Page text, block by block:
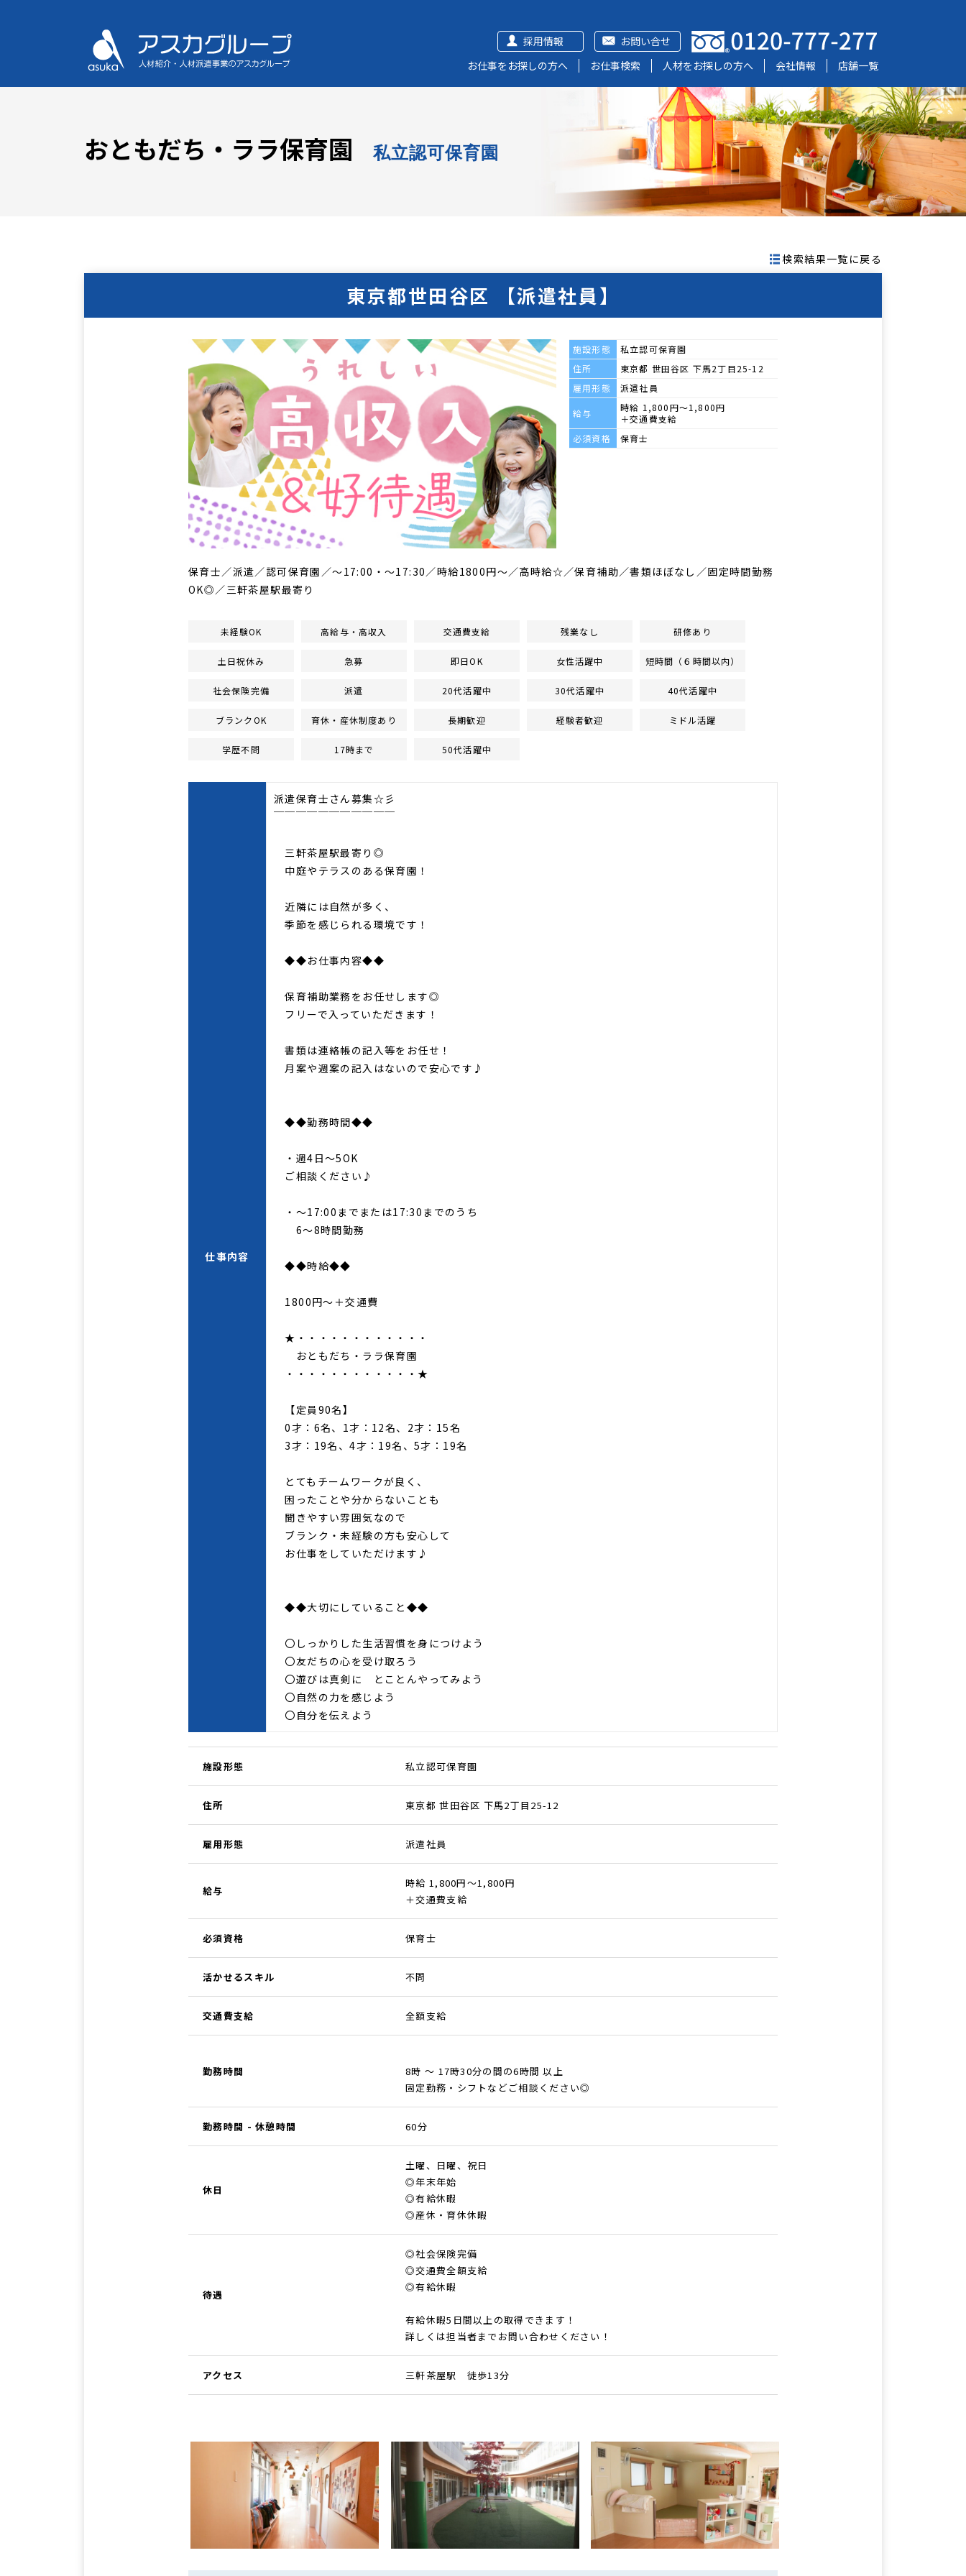
お問い合せ
採用情報
お仕事をお探しの方へ
お仕事検索 人材をお探しの方へ 会社情報 店舗一覧
おともだち・ララ保育園 私立認可保育園
検索結果一覧に戻る
東京都世田谷区 【派遣社員】
施設形態
私立認可保育園
住所
東京都 世田谷区 下馬2丁目25-12
雇用形態
派遣社員
給与
時給 1,800円～1,800円
＋交通費支給
必須資格
保育士
保育士／派遣／認可保育園／～17:00・～17:30／時給1800円～／高時給☆／保育補助／書類ほぼなし／固定時間勤務
OK◎／三軒茶屋駅最寄り
未経験OK 高給与・高収入 交通費支給 残業なし 研修あり
土日祝休み 急募 即日OK 女性活躍中 短時間（６時間以内）
社会保険完備 派遣 20代活躍中 30代活躍中 40代活躍中
ブランクOK 育休・産休制度あり 長期歓迎 経験者歓迎 ミドル活躍
学歴不問 17時まで 50代活躍中
仕事内容
派遣保育士さん募集☆彡
￣￣￣￣￣￣￣￣￣￣￣
三軒茶屋駅最寄り◎
中庭やテラスのある保育園！
近隣には自然が多く、
季節を感じられる環境です！
◆◆お仕事内容◆◆
保育補助業務をお任せします◎
フリーで入っていただきます！
書類は連絡帳の記入等をお任せ！
月案や週案の記入はないので安心です♪
◆◆勤務時間◆◆
・週4日～5OK
ご相談ください♪
・～17:00までまたは17:30までのうち
6～8時間勤務
◆◆時給◆◆
1800円～＋交通費
★・・・・・・・・・・・・
おともだち・ララ保育園
・・・・・・・・・・・・★
【定員90名】
0才：6名、1才：12名、2才：15名
3才：19名、4才：19名、5才：19名
とてもチームワークが良く、
困ったことや分からないことも
聞きやすい雰囲気なので
ブランク・未経験の方も安心して
お仕事をしていただけます♪
◆◆大切にしていること◆◆
〇しっかりした生活習慣を身につけよう
〇友だちの心を受け取ろう
〇遊びは真剣に とことんやってみよう
〇自然の力を感じよう
〇自分を伝えよう
施設形態 私立認可保育園
住所 東京都 世田谷区 下馬2丁目25-12
雇用形態 派遣社員
給与
時給 1,800円～1,800円
＋交通費支給
必須資格 保育士
活かせるスキル 不問
交通費支給 全額支給
勤務時間
8時 ～ 17時30分の間の6時間 以上
固定勤務・シフトなどご相談ください◎
勤務時間 - 休憩時間 60分
休日
土曜、日曜、祝日
◎年末年始
◎有給休暇
◎産休・育休休暇
待遇
◎社会保険完備
◎交通費全額支給
◎有給休暇
有給休暇5日間以上の取得できます！
詳しくは担当者までお問い合わせください！
アクセス 三軒茶屋駅 徒歩13分